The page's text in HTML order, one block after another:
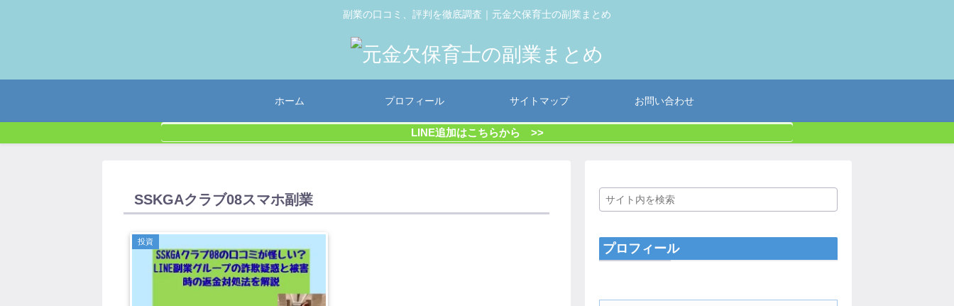
副業の口コミ、評判を徹底調査｜元金欠保育士の副業まとめ
ホーム プロフィール サイトマップ お問い合わせ
LINE追加はこちらから >>
SSKGAクラブ08スマホ副業
投資 プロフィール